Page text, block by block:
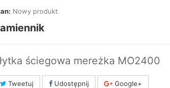
Nowy produkt
ściegowa mereżka MO2400
Tweetuj Udostępnij Google+